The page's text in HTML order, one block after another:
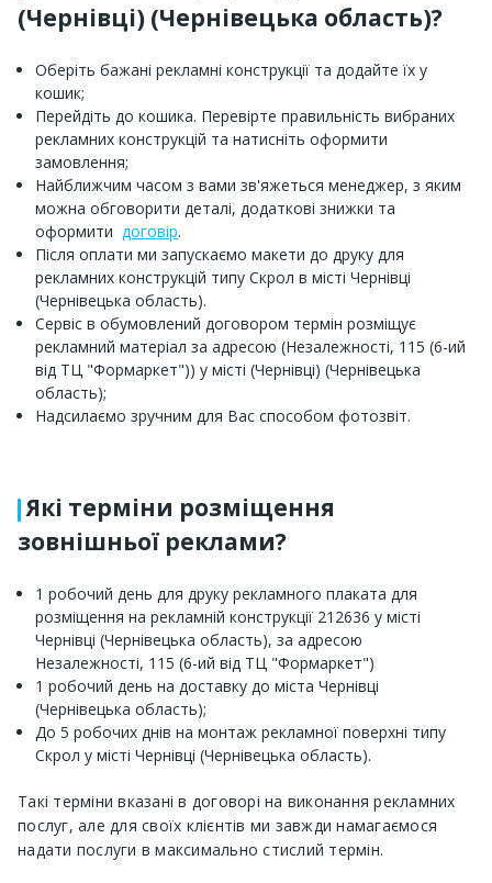
(Чернівці) (Чернівецька область)?
Оберіть бажані рекламні конструкції та додайте їх у
кошик;
Перейдіть до кошика. Перевірте правильність вибраних
рекламних конструкцій та натисніть оформити
замовлення;
Найближчим часом з вами зв'яжеться менеджер, з яким
можна обговорити деталі, додаткові знижки та
оформити договір.
Після оплати ми запускаємо макети до друку для
рекламних конструкцій типу Скрол в місті Чернівці
(Чернівецька область).
Сервіс в обумовлений договором термін розміщує
рекламний матеріал за адресою (Незалежності, 115 (6-ий
від ТЦ "Формаркет")) у місті (Чернівці) (Чернівецька
область);
Надсилаємо зручним для Вас способом фотозвіт.
Які терміни розміщення
зовнішньої реклами?
1 робочий день для друку рекламного плаката для
розміщення на рекламній конструкції 212636 у місті
Чернівці (Чернівецька область), за адресою
Незалежності, 115 (6-ий від ТЦ "Формаркет")
1 робочий день на доставку до міста Чернівці
(Чернівецька область);
До 5 робочих днів на монтаж рекламної поверхні типу
Скрол у місті Чернівці (Чернівецька область).
Такі терміни вказані в договорі на виконання рекламних
послуг, але для своїх клієнтів ми завжди намагаємося
надати послуги в максимально стислий термін.